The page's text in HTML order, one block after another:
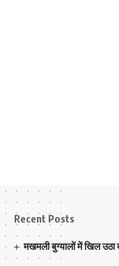
Recent Posts
मखमली बुग्यालों में खिल